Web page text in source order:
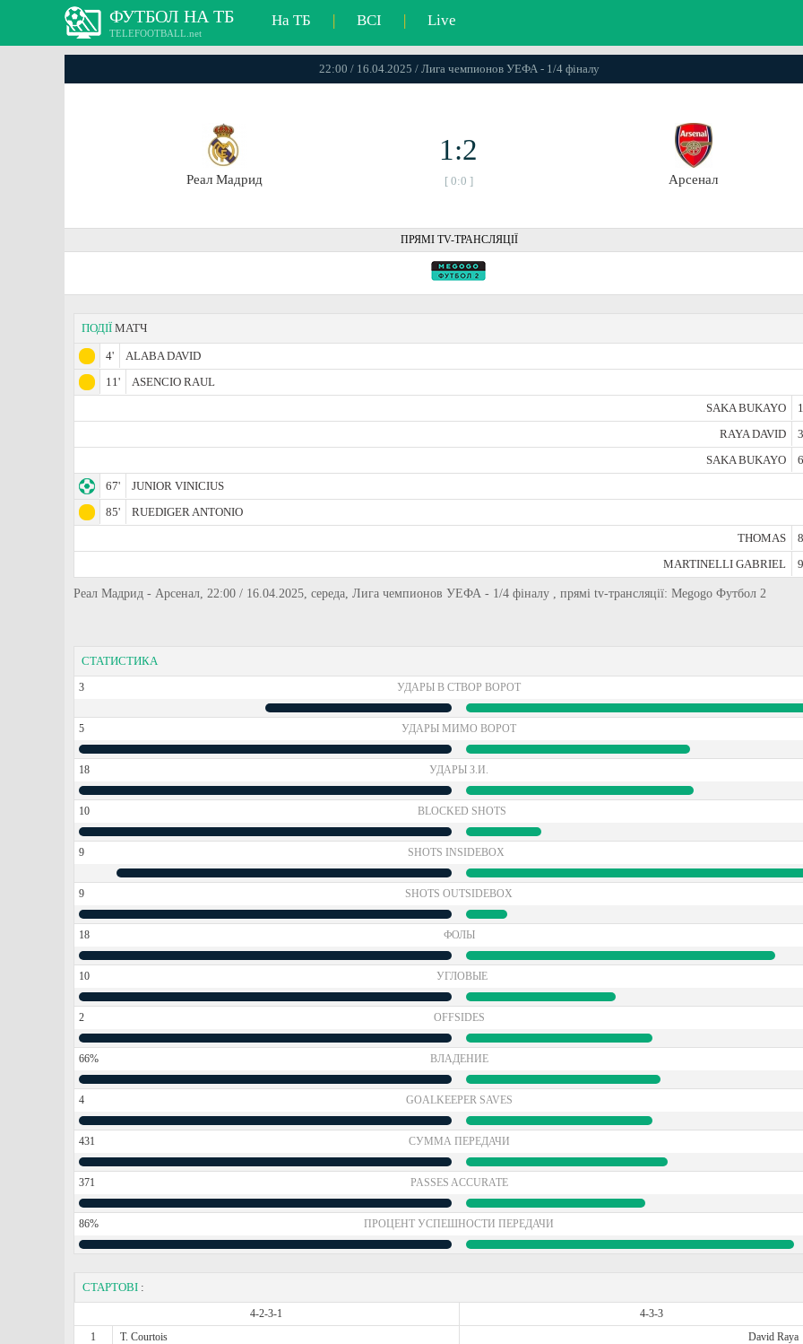
ФУТБОЛ НА ТБ
TELEFOOTBALL.net
На ТБ | ВСІ | Live
22:00 / 16.04.2025 / Лига чемпионов УЕФА - 1/4 фіналу
Реал Мадрид
1:2
[ 0:0 ] Арсенал
ПРЯМІ TV-ТРАНСЛЯЦІЇ
ПОДІЇ МАТЧ
4'
ALABA DAVID
11'
ASENCIO RAUL
SAKA BUKAYO
RAYA DAVID
SAKA BUKAYO
67'
JUNIOR VINICIUS
85'
RUEDIGER ANTONIO
THOMAS
MARTINELLI GABRIEL
Реал Мадрид - Арсенал, 22:00 / 16.04.2025, середа, Лига чемпионов УЕФА - 1/4 фіналу , прямі tv-трансляції: Megogo Футбол 2
СТАТИСТИКА
3 УДАРЫ В СТВОР ВОРОТ
5 УДАРЫ МИМО ВОРОТ
18 УДАРЫ З.И.
10 BLOCKED SHOTS
9 SHOTS INSIDEBOX
9 SHOTS OUTSIDEBOX
18 ФОЛЫ
10 УГЛОВЫЕ
2 OFFSIDES
66% ВЛАДЕНИЕ
4 GOALKEEPER SAVES
431 СУММА ПЕРЕДАЧИ
371 PASSES ACCURATE
86% ПРОЦЕНТ УСПЕШНОСТИ ПЕРЕДАЧИ
СТАРТОВІ :
4-2-3-1
4-3-3
1
T. Courtois David Raya